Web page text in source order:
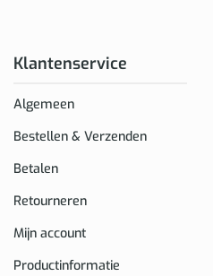
Klantenservice
Algemeen
Bestellen & Verzenden
Betalen
Retourneren
Mijn account
Productinformatie